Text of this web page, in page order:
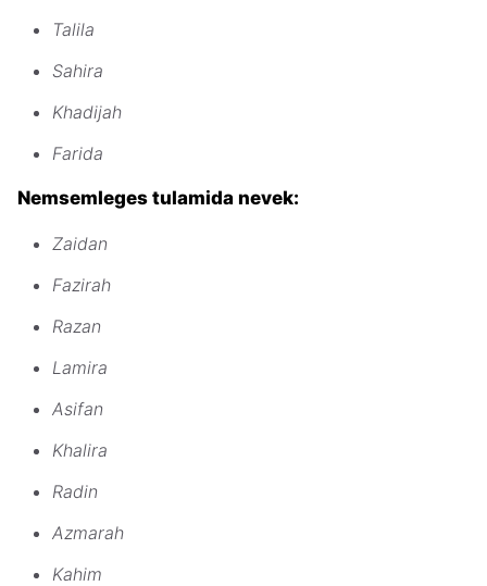
Talila
Sahira
Khadijah
Farida
Nemsemleges tulamida nevek:
Zaidan
Fazirah
Razan
Lamira
Asifan
Khalira
Radin
Azmarah
Kahim